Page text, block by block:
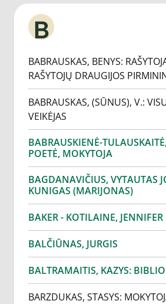
B
BABRAUSKAS, BENYS:
RAŠYTOJŲ DRAUGIJOS
BABRAUSKAS, (SŪNUS), V.:
VEIKĖJAS
BABRAUSKIENĖ-
POETĖ, MOKYTOJA
BAGDANAVIČIUS, VYTAUTAS
KUNIGAS (MARIJONAS)
BAKER - KOTILAINE, JENNIFER
BALČIŪNAS, JURGIS
BALTRAMAITIS, KAZYS:
BARZDUKAS, STASYS: